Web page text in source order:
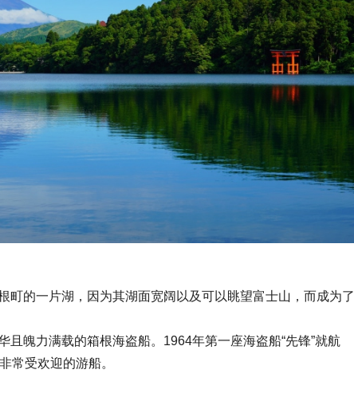
町的一片湖，因为其湖面宽阔以及可以眺望富士山，而成为了
且魄力满载的箱根海盗船。1964年第一座海盗船“先锋”就航
常受欢迎的游船。